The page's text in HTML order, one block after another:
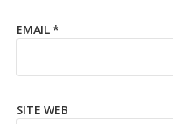
EMAIL *
SITE WEB